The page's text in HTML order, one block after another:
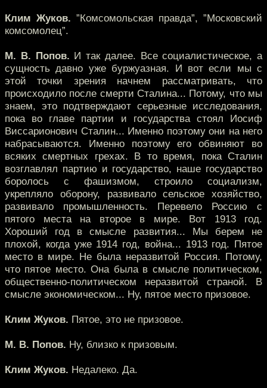
Клим Жуков. ”Комсомольская правда”, ”Московский
комсомолец”.
М. В. Попов. И так далее. Все социалистическое, а
сущность давно уже буржуазная. И вот если мы с
этой точки зрения начнем рассматривать, что
происходило после смерти Сталина... Потому, что мы
знаем, это подтверждают серьезные исследования,
пока во главе партии и государства стоял Иосиф
Виссарионович Сталин... Именно поэтому они на него
набрасываются. Именно поэтому его обвиняют во
всяких смертных грехах. В то время, пока Сталин
возглавлял партию и государство, наше государство
боролось с фашизмом, строило социализм,
укрепляло оборону, развивало сельское хозяйство,
развивало промышленность. Перевело Россию с
пятого места на второе в мире. Вот 1913 год.
Хороший год в смысле развития... Мы берем не
плохой, когда уже 1914 год, война... 1913 год. Пятое
место в мире. Не была неразвитой Россия. Потому,
что пятое место. Она была в смысле политическом,
общественно-политическом неразвитой страной. В
смысле экономическом... Ну, пятое место призовое.
Клим Жуков. Пятое, это не призовое.
М. В. Попов. Ну, близко к призовым.
Клим Жуков. Недалеко. Да.